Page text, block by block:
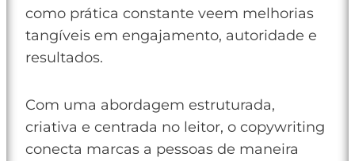
como prática constante veem melhorias
tangíveis em engajamento, autoridade e
resultados.
Com uma abordagem estruturada,
criativa e centrada no leitor, o copywriting
conecta marcas a pessoas de maneira